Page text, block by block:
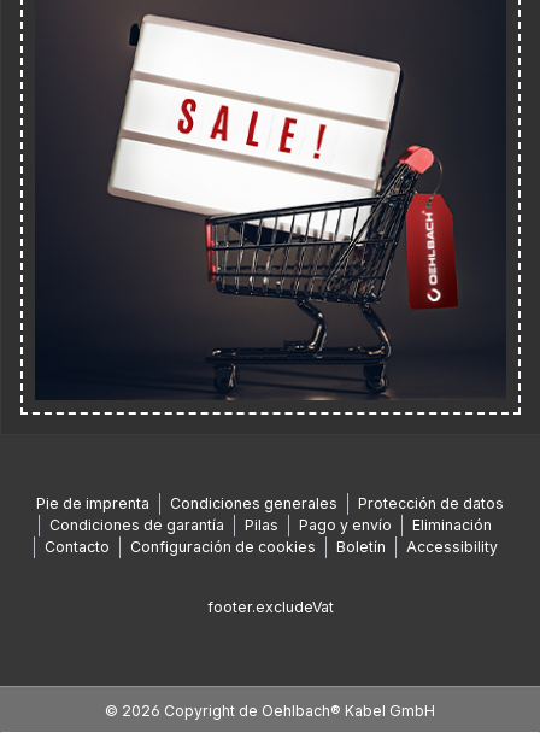
Pie de imprenta Condiciones generales
Protección de datos
Condiciones de garantía
Pilas Pago y envío
Eliminación
Contacto
Configuración de cookies Boletín Accessibility
footer.excludeVat
© 2026 Copyright de Oehlbach® Kabel GmbH